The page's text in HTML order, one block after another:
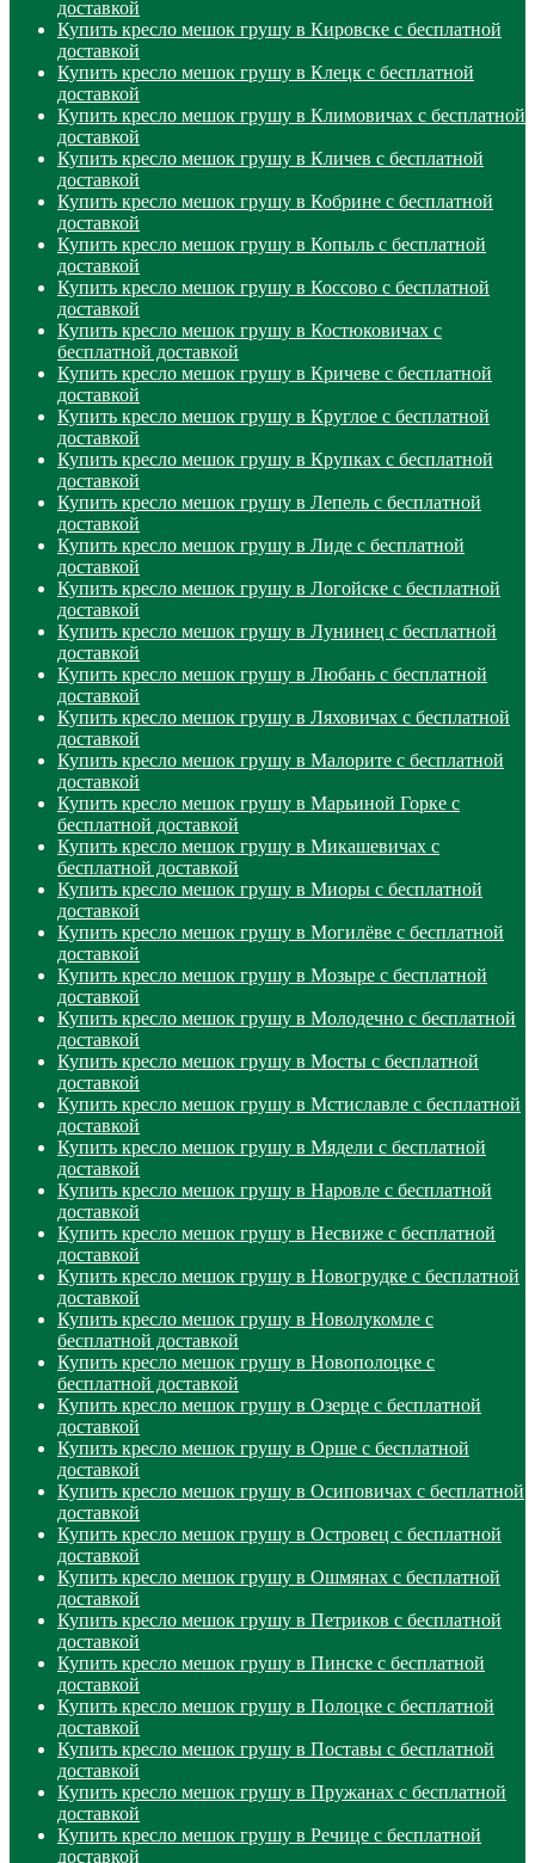
доставкой
Купить кресло мешок грушу в Кировске с бесплатной
доставкой
Купить кресло мешок грушу в Клецк с бесплатной
доставкой
Купить кресло мешок грушу в Климовичах с бесплатной
доставкой
Купить кресло мешок грушу в Кличев с бесплатной
доставкой
Купить кресло мешок грушу в Кобрине с бесплатной
доставкой
Купить кресло мешок грушу в Копыль с бесплатной
доставкой
Купить кресло мешок грушу в Коссово с бесплатной
доставкой
Купить кресло мешок грушу в Костюковичах с
бесплатной доставкой
Купить кресло мешок грушу в Кричеве с бесплатной
доставкой
Купить кресло мешок грушу в Круглое с бесплатной
доставкой
Купить кресло мешок грушу в Крупках с бесплатной
доставкой
Купить кресло мешок грушу в Лепель с бесплатной
доставкой
Купить кресло мешок грушу в Лиде с бесплатной
доставкой
Купить кресло мешок грушу в Логойске с бесплатной
доставкой
Купить кресло мешок грушу в Лунинец с бесплатной
доставкой
Купить кресло мешок грушу в Любань с бесплатной
доставкой
Купить кресло мешок грушу в Ляховичах с бесплатной
доставкой
Купить кресло мешок грушу в Малорите с бесплатной
доставкой
Купить кресло мешок грушу в Марьиной Горке с
бесплатной доставкой
Купить кресло мешок грушу в Микашевичах с
бесплатной доставкой
Купить кресло мешок грушу в Миоры с бесплатной
доставкой
Купить кресло мешок грушу в Могилёве с бесплатной
доставкой
Купить кресло мешок грушу в Мозыре с бесплатной
доставкой
Купить кресло мешок грушу в Молодечно с бесплатной
доставкой
Купить кресло мешок грушу в Мосты с бесплатной
доставкой
Купить кресло мешок грушу в Мстиславле с бесплатной
доставкой
Купить кресло мешок грушу в Мядели с бесплатной
доставкой
Купить кресло мешок грушу в Наровле с бесплатной
доставкой
Купить кресло мешок грушу в Несвиже с бесплатной
доставкой
Купить кресло мешок грушу в Новогрудке с бесплатной
доставкой
Купить кресло мешок грушу в Новолукомле с
бесплатной доставкой
Купить кресло мешок грушу в Новополоцке с
бесплатной доставкой
Купить кресло мешок грушу в Озерце с бесплатной
доставкой
Купить кресло мешок грушу в Орше с бесплатной
доставкой
Купить кресло мешок грушу в Осиповичах с бесплатной
доставкой
Купить кресло мешок грушу в Островец с бесплатной
доставкой
Купить кресло мешок грушу в Ошмянах с бесплатной
доставкой
Купить кресло мешок грушу в Петриков с бесплатной
доставкой
Купить кресло мешок грушу в Пинске с бесплатной
доставкой
Купить кресло мешок грушу в Полоцке с бесплатной
доставкой
Купить кресло мешок грушу в Поставы с бесплатной
доставкой
Купить кресло мешок грушу в Пружанах с бесплатной
доставкой
Купить кресло мешок грушу в Речице с бесплатной
доставкой